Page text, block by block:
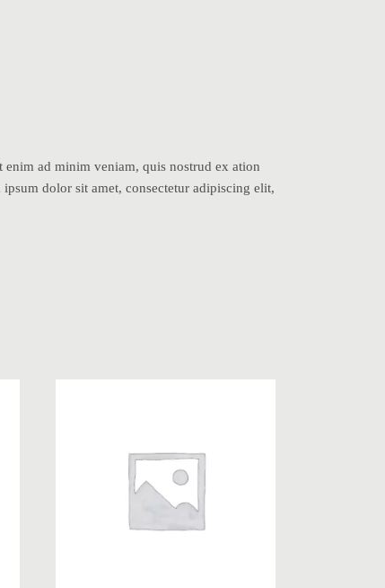
ad minim veniam, quis nostrud ex ation
dolor sit amet, consectetur adipiscing elit,